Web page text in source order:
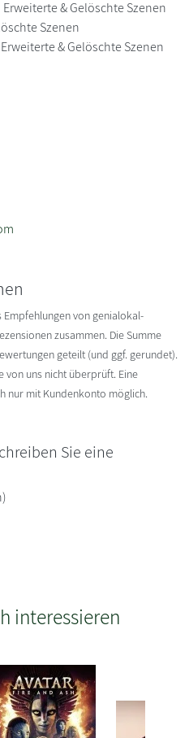
& Gelöschte Szenen
Szenen
& Gelöschte Szenen
Empfehlungen von genialokal-
zusammen. Die Summe
geteilt (und ggf. gerundet).
von uns nicht überprüft. Eine
nur mit Kundenkonto möglich.
Sie eine
interessieren